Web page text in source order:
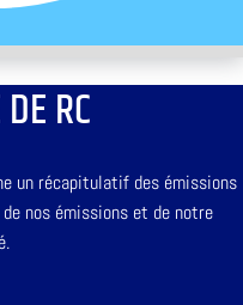
RC
un récapitulatif des émissions
nos émissions et de notre